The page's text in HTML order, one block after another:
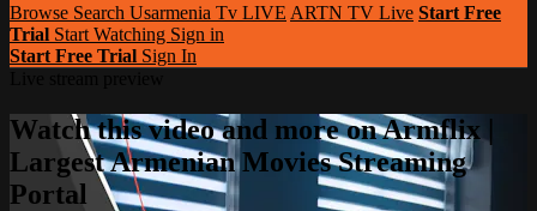
Browse Search Usarmenia Tv LIVE ARTN TV Live Start Free
Trial Start Watching Sign in
Start Free Trial Sign In
Watch this video and more on Armflix |
Largest Armenian Movies Streaming
Portal